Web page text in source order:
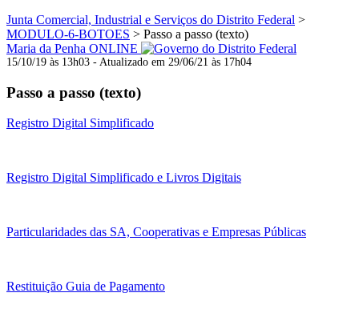
Junta Comercial, Industrial e Serviços do Distrito Federal >
MODULO-6-BOTOES > Passo a passo (texto)
Maria da Penha ONLINE
15/10/19 às 13h03 - Atualizado em 29/06/21 às 17h04
Passo a passo (texto)
Registro Digital Simplificado
Registro Digital Simplificado e Livros Digitais
Particularidades das SA, Cooperativas e Empresas Públicas
Restituição Guia de Pagamento